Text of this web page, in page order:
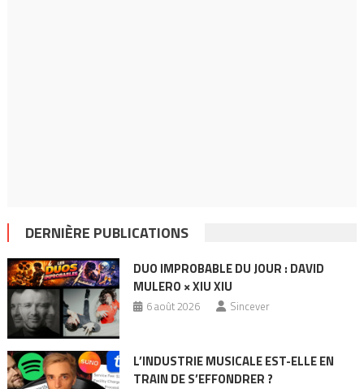
DERNIÈRE PUBLICATIONS
DUO IMPROBABLE DU JOUR : DAVID
MULERO × XIU XIU
6 août 2026 Sincever
L’INDUSTRIE MUSICALE EST-ELLE EN
TRAIN DE S’EFFONDRER ?